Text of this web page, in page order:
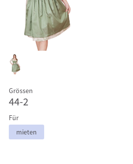
Grössen
44-2
Für
mieten